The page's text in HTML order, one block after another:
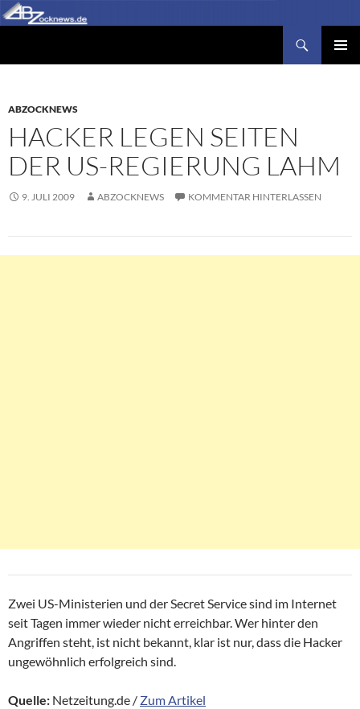
Zum
Inhalt
ABZOCKNEWS
HACKER LEGEN SEITEN
DER US-REGIERUNG LAHM
9. JULI 2009 ABZOCKNEWS KOMMENTAR HINTERLASSEN
Zwei US-Ministerien und der Secret Service sind im Internet
seit Tagen immer wieder nicht erreichbar. Wer hinter den
Angriffen steht, ist nicht bekannt, klar ist nur, dass die Hacker
ungewöhnlich erfolgreich sind.
Quelle: Netzeitung.de / Zum Artikel